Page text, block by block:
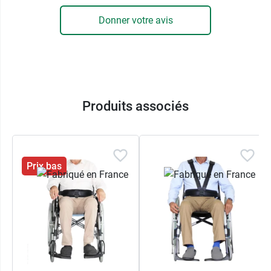
mobilité réduite ou des personnes âgées.
lire notre article sur les chiens d'assistance et
Donner votre avis
Produits associés
Prix bas